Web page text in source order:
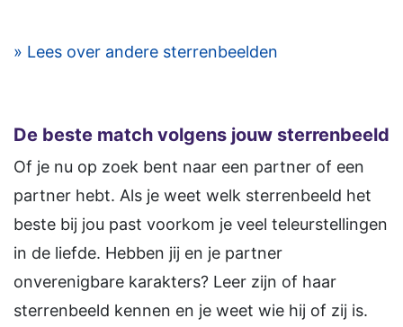
» Lees over andere sterrenbeelden
De beste match volgens jouw sterrenbeeld
Of je nu op zoek bent naar een partner of een
partner hebt. Als je weet welk sterrenbeeld het
beste bij jou past voorkom je veel teleurstellingen
in de liefde. Hebben jij en je partner
onverenigbare karakters? Leer zijn of haar
sterrenbeeld kennen en je weet wie hij of zij is.